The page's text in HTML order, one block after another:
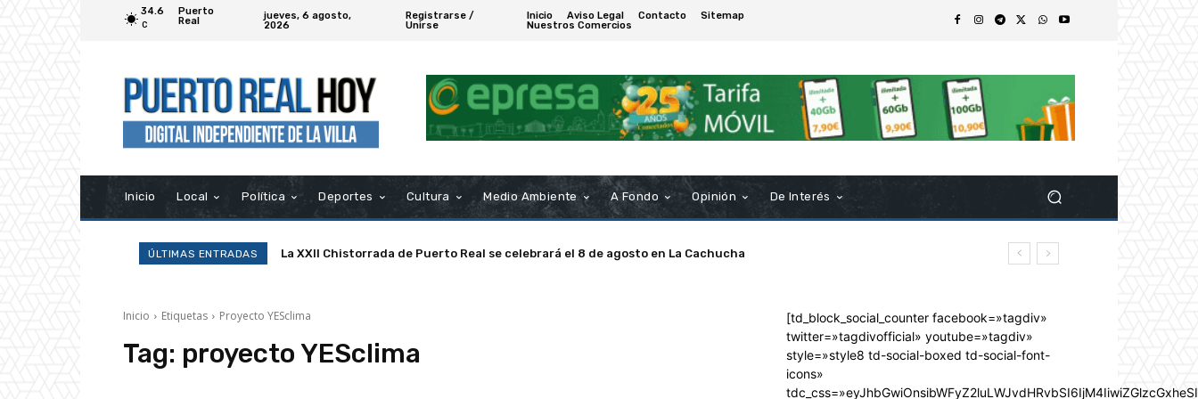
34.6
C
Puerto
Real
jueves, 6 agosto,
2026
Registrarse /
Unirse
Inicio Aviso Legal Contacto
Sitemap
Nuestros Comercios
Inicio Local Política Deportes Cultura Medio Ambiente A Fondo Opinión De Interés
ÚLTIMAS ENTRADAS La XXII Chistorrada de Puerto Real se celebrará el 8 de agosto en La Cachucha
Inicio Etiquetas Proyecto YESclima
Tag: proyecto YESclima
[td_block_social_counter facebook=»tagdiv»
twitter=»tagdivofficial» youtube=»tagdiv»
style=»style8 td-social-boxed td-social-font-
icons»